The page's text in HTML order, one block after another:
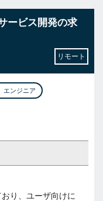
ービス開発の求
リモート
エンジニア
り、ユーザ向けに